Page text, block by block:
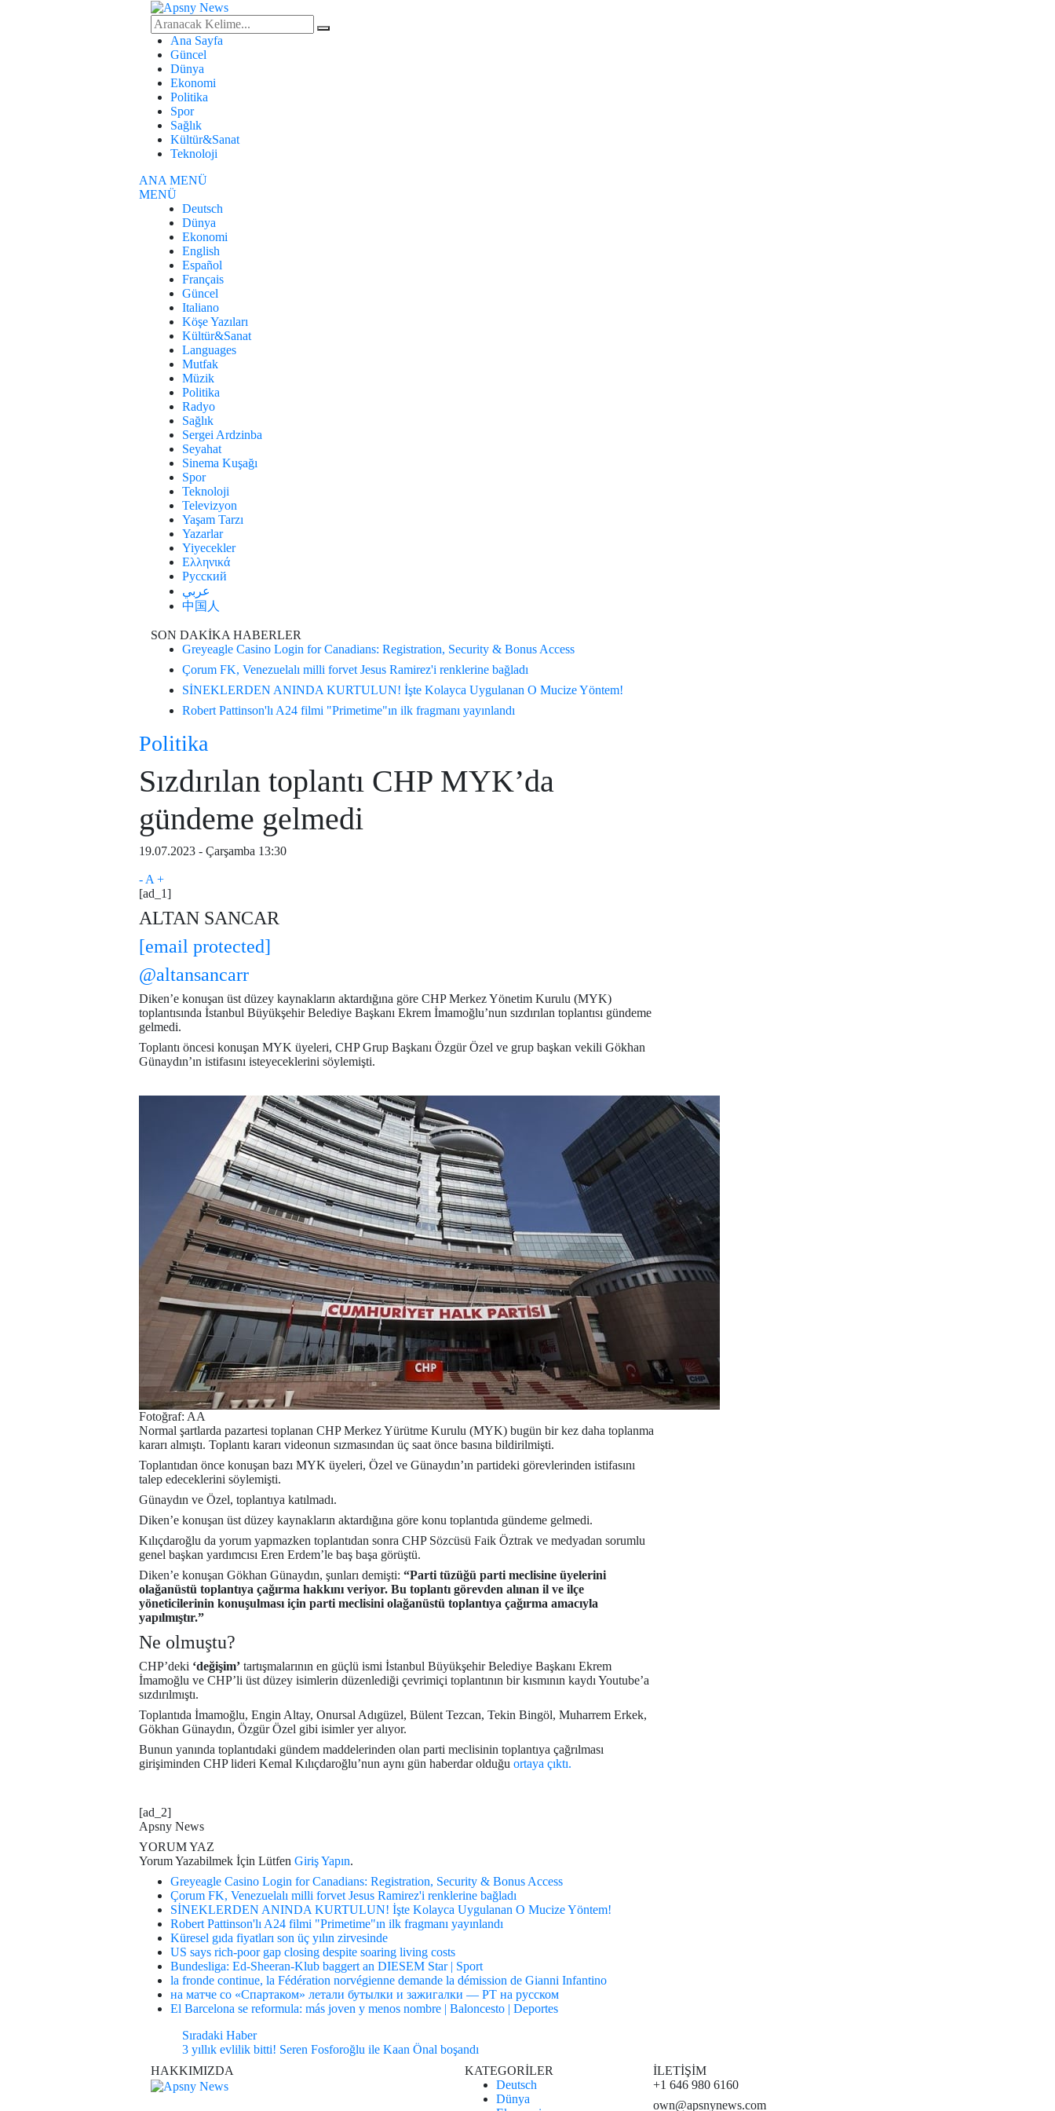
Ana Sayfa
Güncel
Dünya
Ekonomi
Politika
Spor
Sağlık
Kültür&Sanat
Teknoloji
ANA MENÜ
MENÜ
Deutsch
Dünya
Ekonomi
English
Español
Français
Güncel
Italiano
Köşe Yazıları
Kültür&Sanat
Languages
Mutfak
Müzik
Politika
Radyo
Sağlık
Sergei Ardzinba
Seyahat
Sinema Kuşağı
Spor
Teknoloji
Televizyon
Yaşam Tarzı
Yazarlar
Yiyecekler
Ελληνικά
Русский
عربي
中国人
SON DAKİKA HABERLER
Greyeagle Casino Login for Canadians: Registration, Security & Bonus Access
Çorum FK, Venezuelalı milli forvet Jesus Ramirez'i renklerine bağladı
SİNEKLERDEN ANINDA KURTULUN! İşte Kolayca Uygulanan O Mucize Yöntem!
Robert Pattinson'lı A24 filmi "Primetime"ın ilk fragmanı yayınlandı
Politika
Sızdırılan toplantı CHP MYK’da
gündeme gelmedi
19.07.2023 - Çarşamba 13:30
- A +
[ad_1]
ALTAN SANCAR
[email protected]
@altansancarr
Diken’e konuşan üst düzey kaynakların aktardığına göre CHP Merkez Yönetim Kurulu (MYK)
toplantısında İstanbul Büyükşehir Belediye Başkanı Ekrem İmamoğlu’nun sızdırılan toplantısı gündeme
gelmedi.
Toplantı öncesi konuşan MYK üyeleri, CHP Grup Başkanı Özgür Özel ve grup başkan vekili Gökhan
Günaydın’ın istifasını isteyeceklerini söylemişti.
Fotoğraf: AA
Normal şartlarda pazartesi toplanan CHP Merkez Yürütme Kurulu (MYK) bugün bir kez daha toplanma
kararı almıştı. Toplantı kararı videonun sızmasından üç saat önce basına bildirilmişti.
Toplantıdan önce konuşan bazı MYK üyeleri, Özel ve Günaydın’ın partideki görevlerinden istifasını
talep edeceklerini söylemişti.
Günaydın ve Özel, toplantıya katılmadı.
Diken’e konuşan üst düzey kaynakların aktardığına göre konu toplantıda gündeme gelmedi.
Kılıçdaroğlu da yorum yapmazken toplantıdan sonra CHP Sözcüsü Faik Öztrak ve medyadan sorumlu
genel başkan yardımcısı Eren Erdem’le baş başa görüştü.
Diken’e konuşan Gökhan Günaydın, şunları demişti: “Parti tüzüğü parti meclisine üyelerini
olağanüstü toplantıya çağırma hakkını veriyor. Bu toplantı görevden alınan il ve ilçe
yöneticilerinin konuşulması için parti meclisini olağanüstü toplantıya çağırma amacıyla
yapılmıştır.”
Ne olmuştu?
CHP’deki ‘değişim’ tartışmalarının en güçlü ismi İstanbul Büyükşehir Belediye Başkanı Ekrem
İmamoğlu ve CHP’li üst düzey isimlerin düzenlediği çevrimiçi toplantının bir kısmının kaydı Youtube’a
sızdırılmıştı.
Toplantıda İmamoğlu, Engin Altay, Onursal Adıgüzel, Bülent Tezcan, Tekin Bingöl, Muharrem Erkek,
Gökhan Günaydın, Özgür Özel gibi isimler yer alıyor.
Bunun yanında toplantıdaki gündem maddelerinden olan parti meclisinin toplantıya çağrılması
girişiminden CHP lideri Kemal Kılıçdaroğlu’nun aynı gün haberdar olduğu ortaya çıktı.
[ad_2]
Apsny News
YORUM YAZ
Yorum Yazabilmek İçin Lütfen Giriş Yapın.
Greyeagle Casino Login for Canadians: Registration, Security & Bonus Access
Çorum FK, Venezuelalı milli forvet Jesus Ramirez'i renklerine bağladı
SİNEKLERDEN ANINDA KURTULUN! İşte Kolayca Uygulanan O Mucize Yöntem!
Robert Pattinson'lı A24 filmi "Primetime"ın ilk fragmanı yayınlandı
Küresel gıda fiyatları son üç yılın zirvesinde
US says rich-poor gap closing despite soaring living costs
Bundesliga: Ed-Sheeran-Klub baggert an DIESEM Star | Sport
la fronde continue, la Fédération norvégienne demande la démission de Gianni Infantino
на матче со «Спартаком» летали бутылки и зажигалки — РТ на русском
El Barcelona se reformula: más joven y menos nombre | Baloncesto | Deportes
Sıradaki Haber
3 yıllık evlilik bitti! Seren Fosforoğlu ile Kaan Önal boşandı
HAKKIMIZDA
KATEGORİLER
Deutsch
Dünya
İLETİŞİM
+1 646 980 6160
own@apsnynews.com